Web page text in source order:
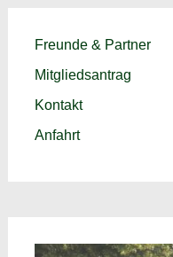
Freunde & Partner
Mitgliedsantrag
Kontakt
Anfahrt